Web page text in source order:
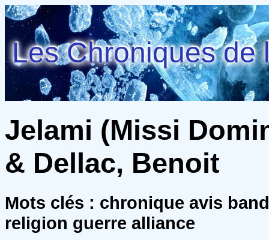
Les Chroniques de
Jelami (Missi
& Dellac, Benoit
Mots clés : chronique avis
religion guerre alliance